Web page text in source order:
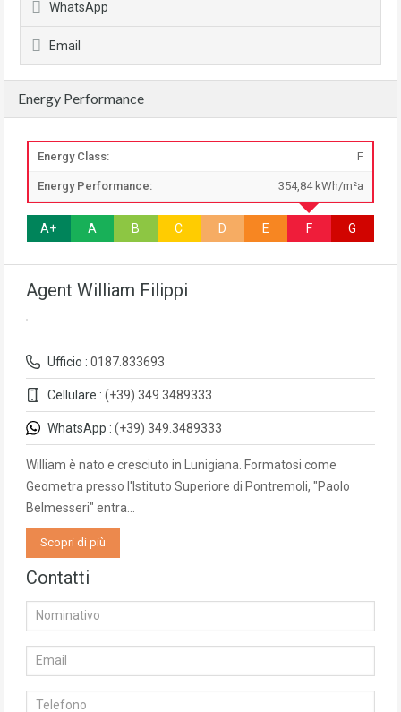
WhatsApp
Email
Energy Performance
Energy Class: F
Energy Performance: 354,84 kWh/m²a
A+ A B C D E F G
Agent William Filippi
Ufficio : 0187.833693
Cellulare : (+39) 349.3489333
WhatsApp : (+39) 349.3489333
William è nato e cresciuto in Lunigiana. Formatosi come
Geometra presso l'Istituto Superiore di Pontremoli, "Paolo
Belmesseri" entra…
Scopri di più
Contatti